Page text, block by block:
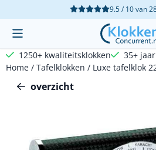
Cookievoorkeuren zijn 9.5 / 10van
1250+ kwaliteitsklokken 35+
Home / Tafelklokken / Luxe tafelklok
overzicht